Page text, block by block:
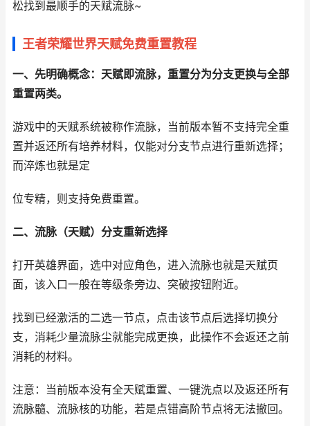
松找到最顺手的天赋流脉~
王者荣耀世界天赋免费重置教程
一、先明确概念：天赋即流脉，重置分为分支更换与全部
重置两类。
游戏中的天赋系统被称作流脉，当前版本暂不支持完全重
置并返还所有培养材料，仅能对分支节点进行重新选择；
而淬炼也就是定
位专精，则支持免费重置。
二、流脉（天赋）分支重新选择
打开英雄界面，选中对应角色，进入流脉也就是天赋页
面，该入口一般在等级条旁边、突破按钮附近。
找到已经激活的二选一节点，点击该节点后选择切换分
支，消耗少量流脉尘就能完成更换，此操作不会返还之前
消耗的材料。
注意：当前版本没有全天赋重置、一键洗点以及返还所有
流脉髓、流脉核的功能，若是点错高阶节点将无法撤回。